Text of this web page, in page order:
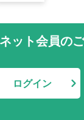
ット会員の
ログイン